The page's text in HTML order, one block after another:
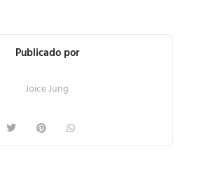
Publicado por
Joice Jung